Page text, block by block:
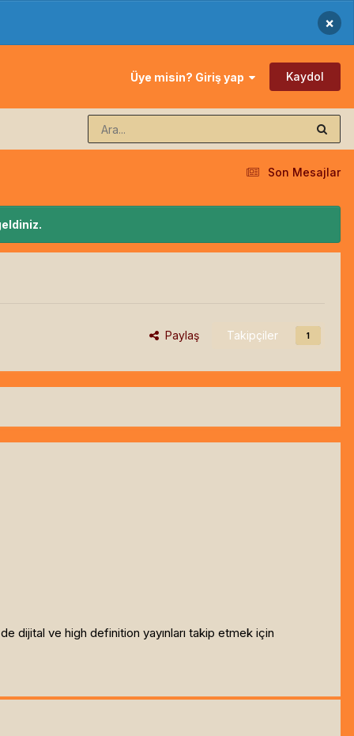
×
Üye misin? Giriş yap Kaydol
Son Mesajlar
Paylaş Takipçiler 1
dijital ve high definition yayınları takip etmek için